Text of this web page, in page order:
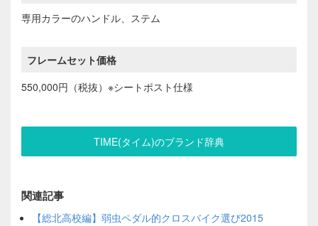
専用カラーのハンドル、ステム
フレームセット価格
550,000円（税抜）※シートポスト仕様
TIME(タイム)のブランド辞典
関連記事
【総北高校編】弱虫ペダル的クロスバイク選び2015